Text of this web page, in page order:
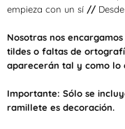
empieza con un sí //
Nosotras nos
tildes o faltas de
aparecerán tal y como lo
Importante: Sólo se
ramillete es decoración.